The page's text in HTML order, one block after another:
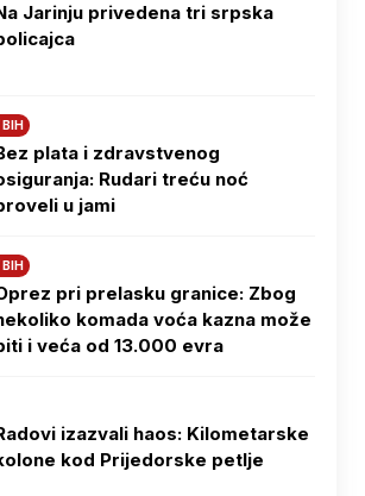
Јarinju privedena tri srpska
plata i zdravstvenog
Rudari treću noć
u jami
pri prelasku granice: Zbog
komada voća kazna može
i veća od 13.000 evra
izazvali haos: Kilometarske
kod Prijedorske petlje